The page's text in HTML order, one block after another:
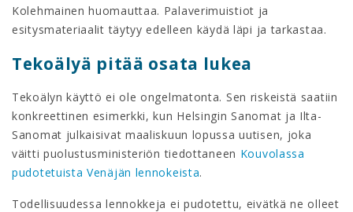
Kolehmainen huomauttaa. Palaverimuistiot ja
esitysmateriaalit täytyy edelleen käydä läpi ja tarkastaa.
Tekoälyä pitää osata lukea
Tekoälyn käyttö ei ole ongelmatonta. Sen riskeistä saatiin
konkreettinen esimerkki, kun Helsingin Sanomat ja Ilta-
Sanomat julkaisivat maaliskuun lopussa uutisen, joka
väitti puolustusministeriön tiedottaneen Kouvolassa
pudotetuista Venäjän lennokeista.
Todellisuudessa lennokkeja ei pudotettu, eivätkä ne olleet